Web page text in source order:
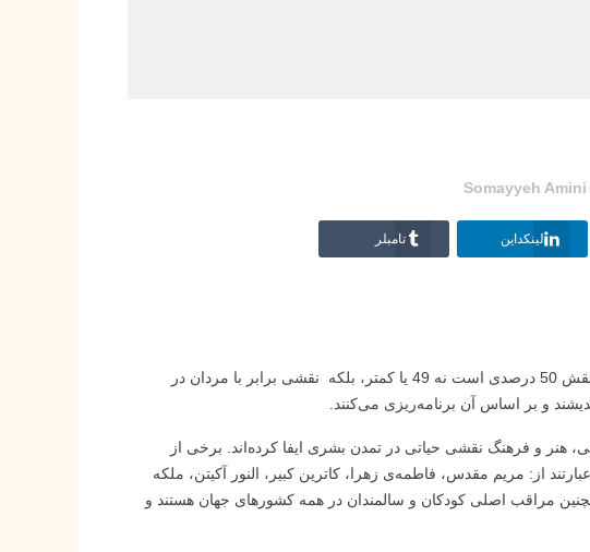
Somayyeh Amini
لینکداین تامبلر
زنان یکی از دو پایه الزامی حیات هستند. جایگاه زنان در کره زمین نقش 50 درصدی است نه 49 یا کمتر، بلکه نقشی برابر با مردان در
و بر اساس آن برنامه‌ریزی می‌کنند.
و فرهنگ نقشی حیاتی در تمدن بشری ایفا کرده‌اند. برخی از
از: مریم مقدس، فاطمه‌ی زهرا، کاترین کبیر، النور آکیتن، ملکه
مراقب اصلی کودکان و سالمندان در همه کشورهای جهان هستند و